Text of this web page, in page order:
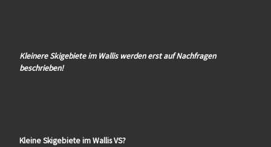
Kleinere Skigebiete im Wallis werden erst auf Nachfragen
beschrieben!
Kleine Skigebiete im Wallis VS?